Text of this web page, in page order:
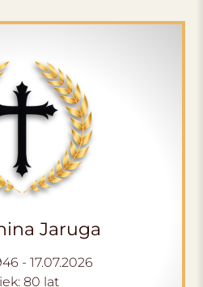
Jaruga
- 17.07.2026
80 lat